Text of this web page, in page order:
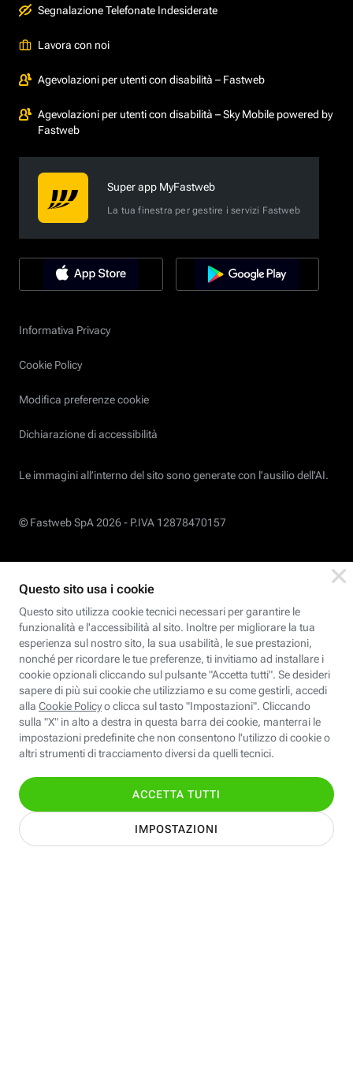
Segnalazione Telefonate Indesiderate
Lavora con noi
Agevolazioni per utenti con disabilità – Fastweb
Agevolazioni per utenti con disabilità – Sky Mobile powered by
Fastweb
Super app MyFastweb
La tua finestra per gestire i servizi Fastweb
Informativa Privacy
Cookie Policy
Modifica preferenze cookie
Dichiarazione di accessibilità
Le immagini all’interno del sito sono generate con l'ausilio dell'AI.
© Fastweb SpA 2026 - P.IVA 12878470157